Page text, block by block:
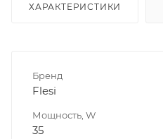
ХАРАКТЕРИСТИКИ
Бренд
Flesi
Мощность, W
35